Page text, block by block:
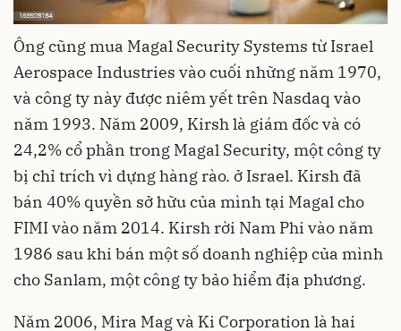
Ông cũng mua Magal Security Systems từ Israel
Aerospace Industries vào cuối những năm 1970,
và công ty này được niêm yết trên Nasdaq vào
năm 1993. Năm 2009, Kirsh là giám đốc và có
24,2% cổ phần trong Magal Security, một công ty
bị chỉ trích vì dựng hàng rào. ở Israel. Kirsh đã
bán 40% quyền sở hữu của mình tại Magal cho
FIMI vào năm 2014. Kirsh rời Nam Phi vào năm
1986 sau khi bán một số doanh nghiệp của mình
cho Sanlam, một công ty bảo hiểm địa phương.
Năm 2006, Mira Mag và Ki Corporation là hai